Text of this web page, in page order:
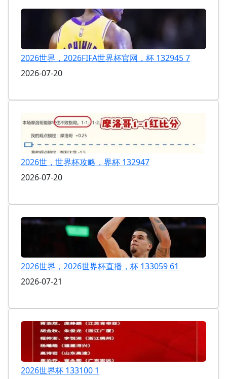
2026世界，2026FIFA世界杯官网，杯 132945 7
2026-07-20
2026世，世界杯攻略，界杯 132947
2026-07-20
2026世界，2026世界杯直播，杯 133059 61
2026-07-21
2026世界杯 133100 1